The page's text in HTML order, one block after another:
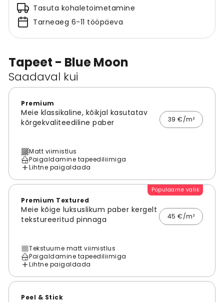
Tapeet - Blue Moon
Saadaval kui
Premium
Meie klassikaline, kõikjal kasutatav
kõrgekvaliteediline paber
39 €/m²
Matt viimistlus
Paigaldamine tapeediliimiga
Lihtne paigaldada
Populaarne valik
Premium Textured
Meie kõige luksuslikum paber kergelt
tekstureeritud pinnaga
45 €/m²
Tekstuurne matt viimistlus
Paigaldamine tapeediliimiga
Lihtne paigaldada
Peel & Stick
Tasuta kohaletoimetamine
Tarneaeg 6-11 tööpäeva